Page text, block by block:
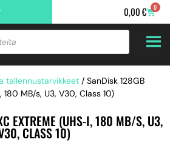
0,00€ 0
tallennustarvikkeet / SanDisk 128GB
180 MB/s, U3, V30, Class 10)
EXTREME (UHS-I, 180 MB/S, U3,
CLASS 10)